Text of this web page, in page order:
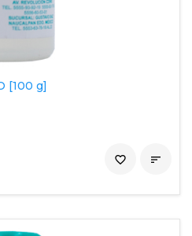
[100 g]

favorite_border